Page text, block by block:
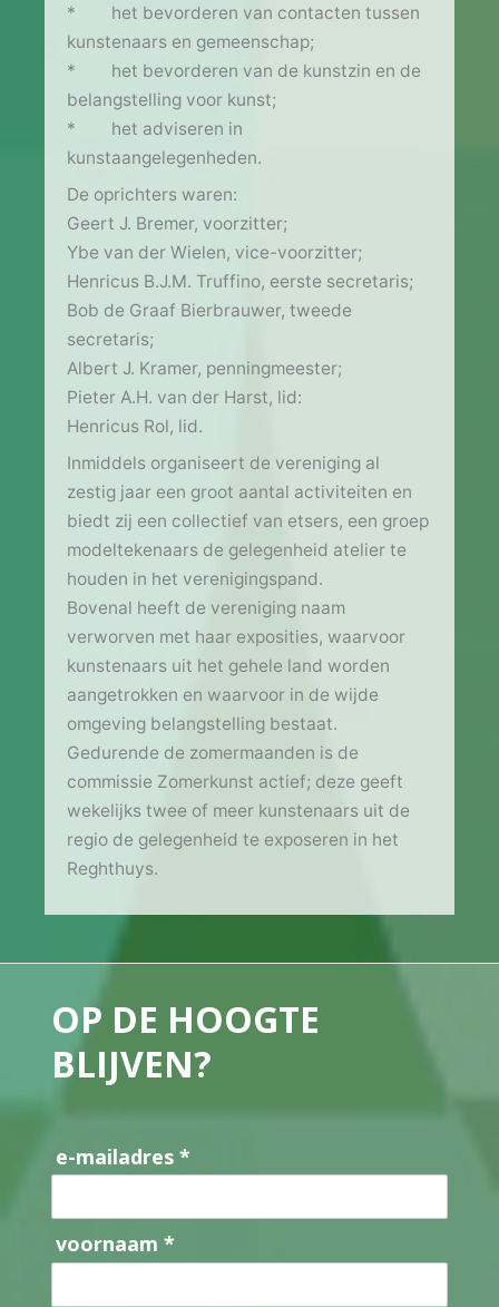
* het bevorderen van contacten tussen
kunstenaars en gemeenschap;
* het bevorderen van de kunstzin en de
belangstelling voor kunst;
* het adviseren in
kunstaangelegenheden.
De oprichters waren:
Geert J. Bremer, voorzitter;
Ybe van der Wielen, vice-voorzitter;
Henricus B.J.M. Truffino, eerste secretaris;
Bob de Graaf Bierbrauwer, tweede
secretaris;
Albert J. Kramer, penningmeester;
Pieter A.H. van der Harst, lid:
Henricus Rol, lid.
Inmiddels organiseert de vereniging al
zestig jaar een groot aantal activiteiten en
biedt zij een collectief van etsers, een groep
modeltekenaars de gelegenheid atelier te
houden in het verenigingspand.
Bovenal heeft de vereniging naam
verworven met haar exposities, waarvoor
kunstenaars uit het gehele land worden
aangetrokken en waarvoor in de wijde
omgeving belangstelling bestaat.
Gedurende de zomermaanden is de
commissie Zomerkunst actief; deze geeft
wekelijks twee of meer kunstenaars uit de
regio de gelegenheid te exposeren in het
Reghthuys.
OP DE HOOGTE
BLIJVEN?
e-mailadres *
voornaam *